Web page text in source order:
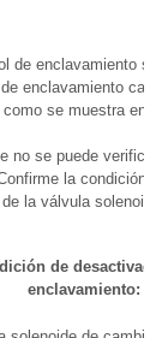
de enclavamiento se
enclavamiento
se muestra en
no se puede
la condición
la válvula
de
enclavamiento: